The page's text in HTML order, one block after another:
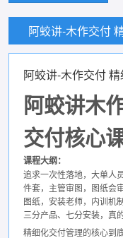
阿蛟讲-木作交付
阿蛟讲-木作交付
阿蛟讲木
交付核心
课程大纲：
追求一次性落地，大单人
件套，主管审图，图纸会
图纸，安装老师，内训机制
三分产品、七分安装，真
精细化交付管理的核心到